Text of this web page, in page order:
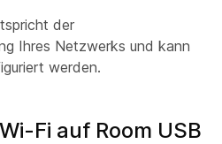
der
Ihres Netzwerks und kann
werden.
Fi auf Room USB